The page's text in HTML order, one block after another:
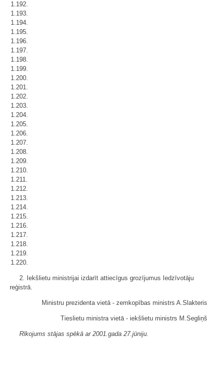
1.192.
1.193.
1.194.
1.195.
1.196.
1.197.
1.198.
1.199.
1.200.
1.201.
1.202.
1.203.
1.204.
1.205.
1.206.
1.207.
1.208.
1.209.
1.210.
1.211.
1.212.
1.213.
1.214.
1.215.
1.216.
1.217.
1.218.
1.219.
1.220.
2. Iekšlietu ministrijai izdarīt attiecīgus grozījumus Iedzīvotāju
reģistrā.
Ministru prezidenta vietā - zemkopības ministrs A.Slakteris
Tieslietu ministra vietā - iekšlietu ministrs M.Segliņš
Rīkojums stājas spēkā ar 2001.gada 27.jūniju.